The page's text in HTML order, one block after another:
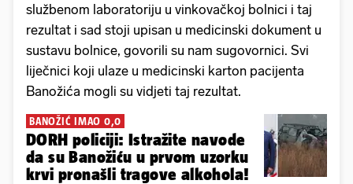
službenom laboratoriju u vinkovačkoj bolnici i taj
rezultat i sad stoji upisan u medicinski dokument u
sustavu bolnice, govorili su nam sugovornici. Svi
liječnici koji ulaze u medicinski karton pacijenta
Banožića mogli su vidjeti taj rezultat.
BANOŽIĆ IMAO 0,0
DORH policiji: Istražite navode
da su Banožiću u prvom uzorku
krvi pronašli tragove alkohola!